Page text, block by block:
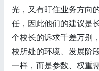
光，又有盯住业务方向
任，因此他们的建议是
个校长的诉求千差万别
校所处的环境、发展阶
一样，而是参数、权重